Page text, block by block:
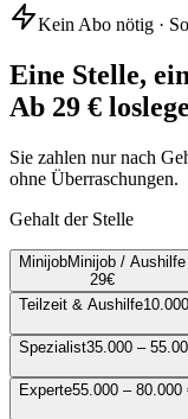
Kein Abo nötig ·
Eine Stelle,
Ab 29 €
Sie zahlen nur nach
ohne Überraschungen.
Gehalt der Stelle
MinijobMinijob / Aushilfe
29€
Teilzeit & Aushilfe
Spezialist35.000 –
Experte55.000 – 80.000